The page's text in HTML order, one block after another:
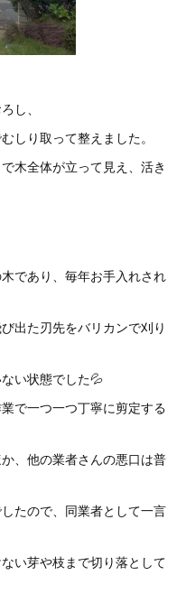
し、
しり取って整えました。
木全体が立って見え、活き
であり、毎年お手入れされ
出た刃先をバリカンで刈り
い状態でした💦
で一つ一つ丁寧に剪定する
、他の業者さんの悪口は普
たので、同業者として一言
い芽や枝まで切り落として